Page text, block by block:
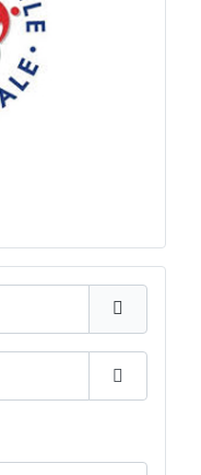
Mostra